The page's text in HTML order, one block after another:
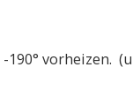
-190° vorheizen.